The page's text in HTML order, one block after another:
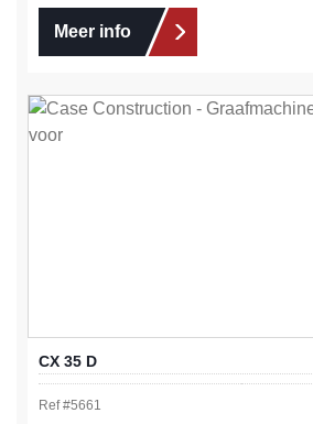
Meer info
CX 35 D
Ref #5661